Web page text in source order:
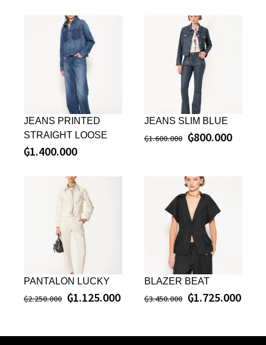
JEANS PRINTED
STRAIGHT LOOSE
₲1.400.000
JEANS SLIM BLUE
₲1.600.000 ₲800.000
PANTALON LUCKY
₲2.250.000 ₲1.125.000
BLAZER BEAT
₲3.450.000 ₲1.725.000